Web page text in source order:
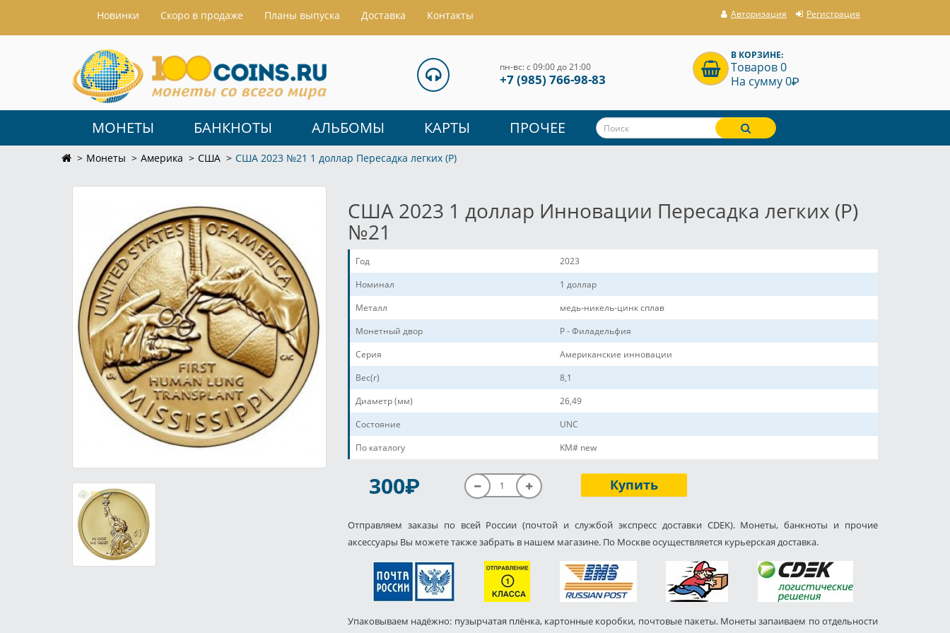
Hовинки Скоро в продаже Планы выпуска Доставка Контакты Авторизация Регистрация
пн-вс: с 09:00 до 21:00
+7 (985) 766-98-83
В КОРЗИНЕ:
Товаров 0
На сумму 0P
МОНЕТЫ БАНКНОТЫ АЛЬБОМЫ КАРТЫ ПРОЧЕЕ
Монеты Америка США США 2023 №21 1 доллар Пересадка легких (P)
США 2023 1 доллар Инновации Пересадка легких (P)
№21
Год
2023
Номинал
1 доллар
Металл
медь-никель-цинк сплав
Монетный двор
P - Филадельфия
Серия
Американские инновации
Вес(г)
8,1
Диаметр (мм)
26,49
Состояние
UNC
По каталогу
KM# new
300P Купить
Отправляем заказы по всей России (почтой и службой экспресс доставки CDEK). Монеты, банкноты и прочие
аксессуары Вы можете также забрать в нашем магазине. По Москве осуществляется курьерская доставка.
Упаковываем надёжно: пузырчатая плёнка, картонные коробки, почтовые пакеты. Монеты запаиваем по отдельности